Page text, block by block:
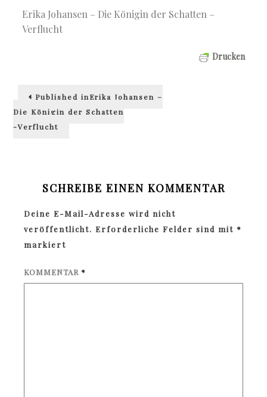
Erika Johansen – Die Königin der Schatten –
Verflucht
Drucken
Beitragsnavigation
Published inErika Johansen –
Die Königin der Schatten
-Verflucht
SCHREIBE EINEN KOMMENTAR
Deine E-Mail-Adresse wird nicht
veröffentlicht. Erforderliche Felder sind mit *
markiert
KOMMENTAR *